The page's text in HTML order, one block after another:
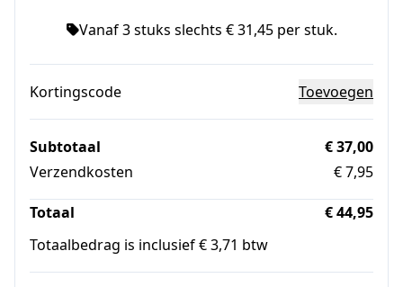
Vanaf 3 stuks slechts € 31,45 per stuk.
Kortingscode Toevoegen
Subtotaal
€ 37,00
Verzendkosten
€ 7,95
Totaal
€ 44,95
Totaalbedrag is inclusief € 3,71 btw